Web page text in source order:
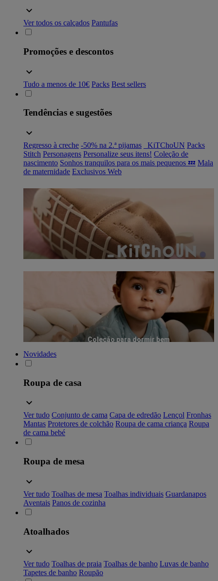
Ver todos os calçados Pantufas
Promoções e descontos
Tudo a menos de 10€ Packs Best sellers
Tendências e sugestões
Regresso à creche -50% na 2.ª pijamas _KiTChoUN Packs
Stitch Personagens Personalize seus itens! Coleção de
nascimento Sonhos tranquilos para os mais pequenos 💤 Mala
de maternidade Exclusivos Web
Coleção para dormir bem
Novidades
Roupa de casa
Ver tudo Conjunto de cama Capa de edredão Lençol Fronhas
Mantas Protetores de colchão Roupa de cama criança Roupa
de cama bebé
Roupa de mesa
Ver tudo Toalhas de mesa Toalhas individuais Guardanapos
Aventais Panos de cozinha
Atoalhados
Ver tudo Toalhas de praia Toalhas de banho Luvas de banho
Tapetes de banho Roupão